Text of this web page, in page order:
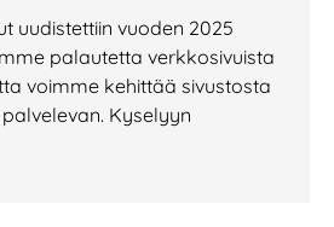
uudistettiin vuoden 2025
palautetta verkkosivuista
voimme kehittää sivustosta
Kyselyyn